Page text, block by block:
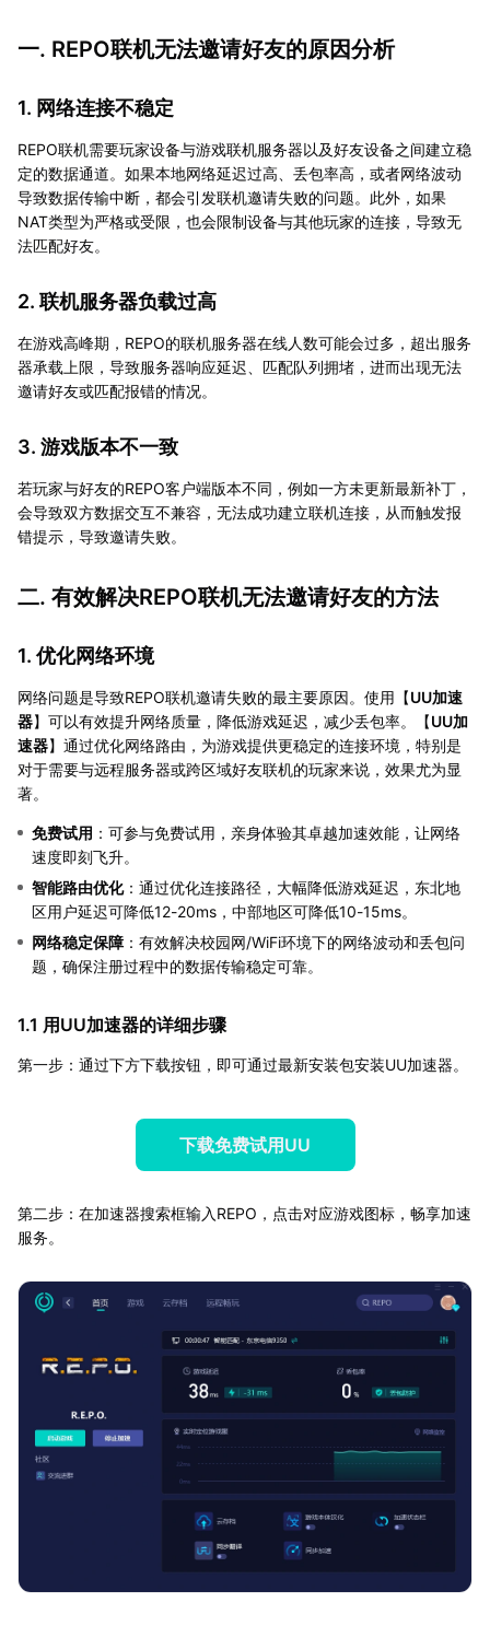
一. REPO联机无法邀请好友的原因分析
1. 网络连接不稳定
REPO联机需要玩家设备与游戏联机服务器以及好友设备之间建立稳
定的数据通道。如果本地网络延迟过高、丢包率高，或者网络波动
导致数据传输中断，都会引发联机邀请失败的问题。此外，如果
NAT类型为严格或受限，也会限制设备与其他玩家的连接，导致无
法匹配好友。
2. 联机服务器负载过高
在游戏高峰期，REPO的联机服务器在线人数可能会过多，超出服务
器承载上限，导致服务器响应延迟、匹配队列拥堵，进而出现无法
邀请好友或匹配报错的情况。
3. 游戏版本不一致
若玩家与好友的REPO客户端版本不同，例如一方未更新最新补丁，
会导致双方数据交互不兼容，无法成功建立联机连接，从而触发报
错提示，导致邀请失败。
二. 有效解决REPO联机无法邀请好友的方法
1. 优化网络环境
网络问题是导致REPO联机邀请失败的最主要原因。使用【UU加速
器】可以有效提升网络质量，降低游戏延迟，减少丢包率。【UU加
速器】通过优化网络路由，为游戏提供更稳定的连接环境，特别是
对于需要与远程服务器或跨区域好友联机的玩家来说，效果尤为显
著。
免费试用 ：可参与免费试用，亲身体验其卓越加速效能，让网络
速度即刻飞升。
智能路由优化：通过优化连接路径，大幅降低游戏延迟，东北地
区用户延迟可降低12-20ms，中部地区可降低10-15ms。
网络稳定保障 ：有效解决校园网/WiFi环境下的网络波动和丢包问
题，确保注册过程中的数据传输稳定可靠。
1.1 用UU加速器的详细步骤
第一步：通过下方下载按钮，即可通过最新安装包安装UU加速器。
下载免费试用UU
第二步：在加速器搜索框输入REPO，点击对应游戏图标，畅享加速
服务。